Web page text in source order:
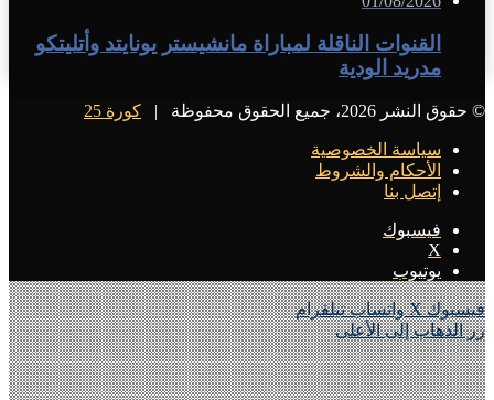
القنوات الناقلة لمباراة مانشيستر يونايتد وأتليتكو
مدريد الودية
© حقوق النشر 2026، جميع الحقوق محفوظة | كورة 25
سياسة الخصوصية
الأحكام والشروط
إتصل بنا
فيسبوك
X
يوتيوب
فيسبوك X واتساب تيلقرام
زر الذهاب إلى الأعلى